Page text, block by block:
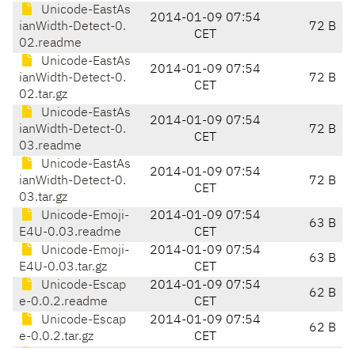
Unicode-EastAs
ianWidth-Detect-0.
02.readme
2014-01-09 07:54
CET
72 B
Unicode-EastAs
ianWidth-Detect-0.
02.tar.gz
2014-01-09 07:54
CET
72 B
Unicode-EastAs
ianWidth-Detect-0.
03.readme
2014-01-09 07:54
CET
72 B
Unicode-EastAs
ianWidth-Detect-0.
03.tar.gz
2014-01-09 07:54
CET
72 B
Unicode-Emoji-
E4U-0.03.readme
2014-01-09 07:54
CET
63 B
Unicode-Emoji-
E4U-0.03.tar.gz
2014-01-09 07:54
CET
63 B
Unicode-Escap
e-0.0.2.readme
2014-01-09 07:54
CET
62 B
Unicode-Escap
e-0.0.2.tar.gz
2014-01-09 07:54
CET
62 B